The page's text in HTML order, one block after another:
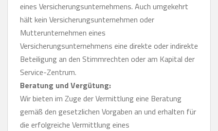
eines Versicherungsunternehmens. Auch umgekehrt
hält kein Versicherungsunternehmen oder
Mutterunternehmen eines
Versicherungsunternehmens eine direkte oder indirekte
Beteiligung an den Stimmrechten oder am Kapital der
Service-Zentrum.
Beratung und Vergütung:
Wir bieten im Zuge der Vermittlung eine Beratung
gemäß den gesetzlichen Vorgaben an und erhalten für
die erfolgreiche Vermittlung eines